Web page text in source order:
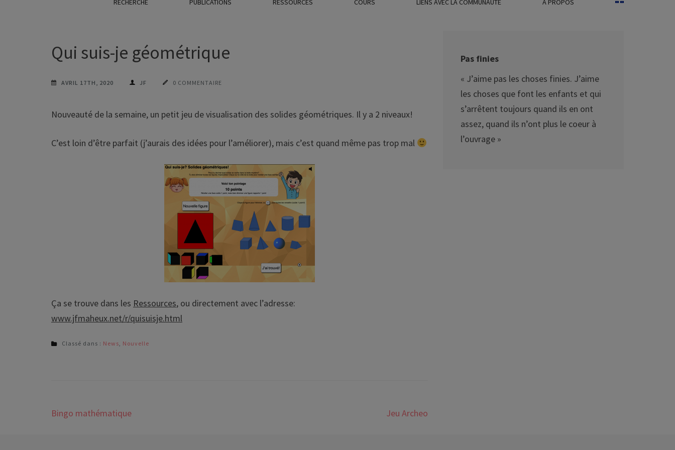
Qui suis-je géométrique
AVRIL 17TH, 2020 JF 0 COMMENTAIRE
Nouveauté de la semaine, un petit jeu de visualisation des solides géométriques. Il y a 2 niveaux!
C’est loin d’être parfait (j’aurais des idées pour l’améliorer), mais c’est quand même pas trop mal
Ça se trouve dans les Ressources, ou directement avec l’adresse:
www.jfmaheux.net/r/quisuisje.html
Classé dans : News Nouvelle
Navigation
Bingo mathématique Jeu Archeo
Pas finies
« J’aime pas les choses finies. J’aime
les choses que font les enfants et qui
s’arrêtent toujours quand ils en ont
assez, quand ils n’ont plus le coeur à
l’ouvrage »